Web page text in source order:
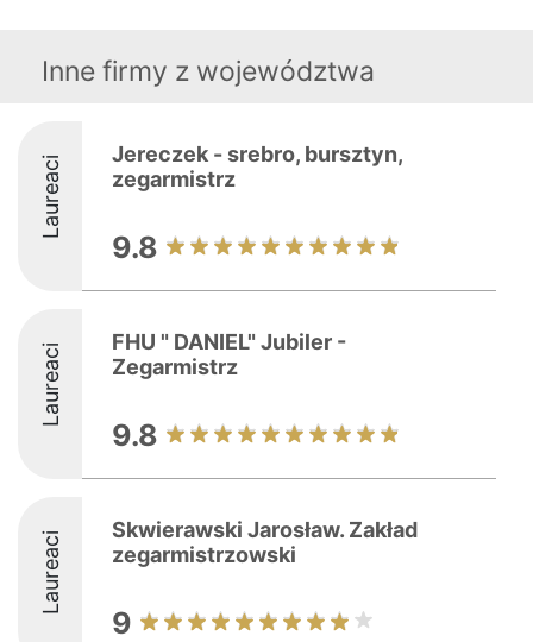
Inne firmy z województwa
Laureaci
Jereczek - srebro, bursztyn,
zegarmistrz
9.8
Laureaci
FHU " DANIEL" Jubiler -
Zegarmistrz
9.8
Laureaci
Skwierawski Jarosław. Zakład
zegarmistrzowski
9